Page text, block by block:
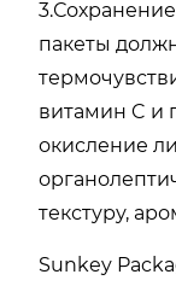
пакеты
витамин C и
окисление
текстуру,
Sunkey